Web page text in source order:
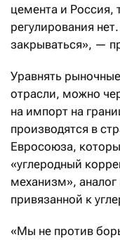
цемента и Россия,
регулирования
закрываться», —
Уравнять
отрасли, можно
на импорт на
производятся в
Евросоюза,
«углеродный
механизм»,
привязанной к
«Мы не против